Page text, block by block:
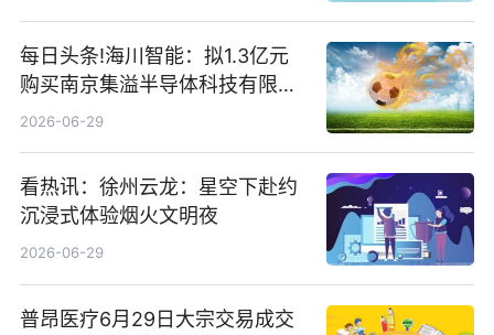
每日头条!海川智能：拟1.3亿元
购买南京集溢半导体科技有限公
司15.3%股权
2026-06-29
看热讯：徐州云龙：星空下赴约
沉浸式体验烟火文明夜
2026-06-29
普昂医疗6月29日大宗交易成交